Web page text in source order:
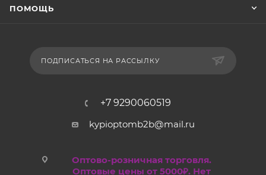
ПОМОЩЬ
ПОДПИСАТЬСЯ НА РАССЫЛКУ
+7 9290060519
kypioptomb2b@mail.ru
Оптово-розничная торговля.
Оптовые цены от 5000₽. Нет